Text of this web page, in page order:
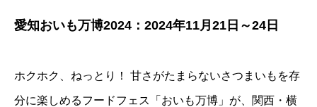
愛知おいも万博2024：2024年11月21日～24日
ホクホク、ねっとり！ 甘さがたまらないさつまいもを存
分に楽しめるフードフェス「おいも万博」が、関西・横